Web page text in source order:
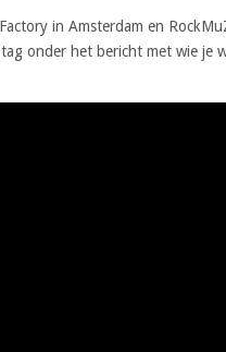
in Amsterdam en
onder het bericht met wie je